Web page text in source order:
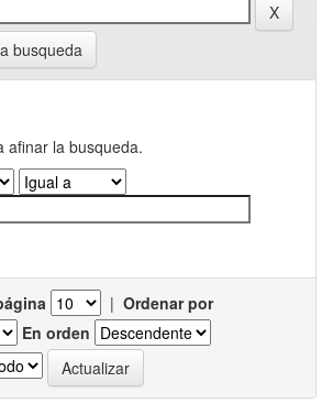
busqueda
afinar la busqueda.
| Ordenar por
En orden